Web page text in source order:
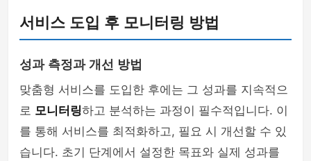
서비스 도입 후 모니터링 방법
성과 측정과 개선 방법
맞춤형 서비스를 도입한 후에는 그 성과를 지속적으
로 모니터링하고 분석하는 과정이 필수적입니다. 이
를 통해 서비스를 최적화하고, 필요 시 개선할 수 있
습니다. 초기 단계에서 설정한 목표와 실제 성과를